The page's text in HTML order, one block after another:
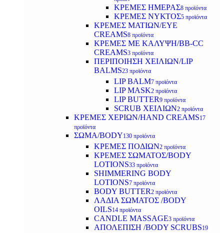
ΚΡΕΜΕΣ ΗΜΕΡΑΣ8 προϊόντα
ΚΡΕΜΕΣ ΝΥΚΤΟΣ5 προϊόντα
ΚΡΕΜΕΣ ΜΑΤΙΩΝ/EYE
CREAMS8 προϊόντα
ΚΡΕΜΕΣ ΜΕ ΚΑΛΥΨΗ/BB-CC
CREAMS3 προϊόντα
ΠΕΡΙΠΟΙΗΣΗ ΧΕΙΛΙΩΝ/LIP
BALMS23 προϊόντα
LIP BALM7 προϊόντα
LIP MASK2 προϊόντα
LIP BUTTER9 προϊόντα
SCRUB ΧΕΙΛΙΩΝ2 προϊόντα
ΚΡΕΜΕΣ ΧΕΡΙΩΝ/HAND CREAMS17
προϊόντα
ΣΩΜΑ/BODY130 προϊόντα
ΚΡΕΜΕΣ ΠΟΔΙΩΝ2 προϊόντα
ΚΡΕΜΕΣ ΣΩΜΑΤΟΣ/BODY
LOTIONS33 προϊόντα
SHIMMERING BODY
LOTIONS7 προϊόντα
BODY BUTTER2 προϊόντα
ΛΑΔΙΑ ΣΩΜΑΤΟΣ /BODY
OILS14 προϊόντα
CANDLE MASSAGE3 προϊόντα
ΑΠΟΛΕΠΙΣΗ /BODY SCRUBS19